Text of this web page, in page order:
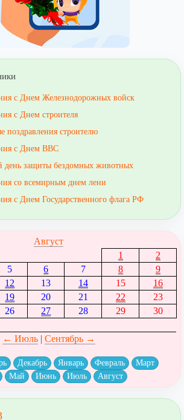
с Днем Железнодорожных войск
с Днем строителя
поздравления строителю
с Днем ВВС
день защиты бездомных животных
со всемирным днем лени
с Днем Государственного флага РФ
Август
1
2
5 6 7 8
9
12 13 14 15
16
19 20 21 22
23
26 27 28 29
30
← Июль| Сентябрь →
Декабрь Январь Февраль
Март
Май Июнь Июль Август